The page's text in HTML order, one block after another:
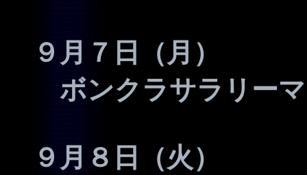
９月７日（月）
ボンクラサラリー
９月８日（火）